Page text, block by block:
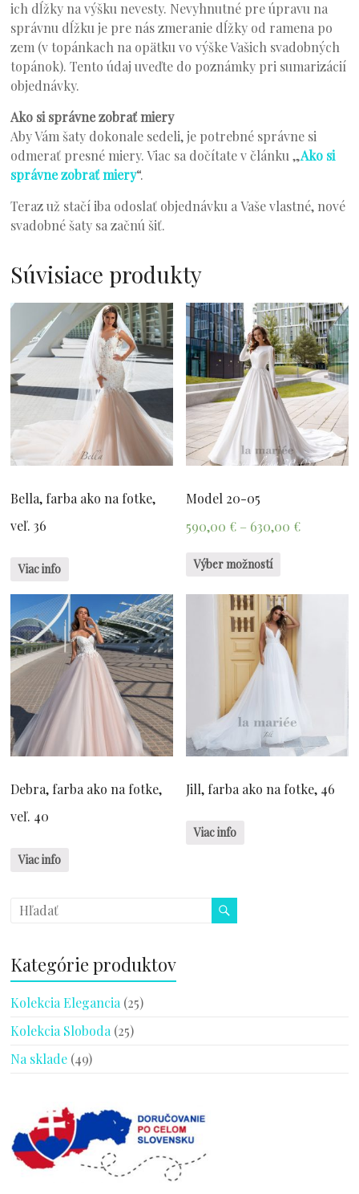
ich dĺžky na výšku nevesty. Nevyhnutné pre úpravu na
správnu dĺžku je pre nás zmeranie dĺžky od ramena po
zem (v topánkach na opätku vo výške Vašich svadobných
topánok). Tento údaj uveďte do poznámky pri sumarizácií
objednávky.
Ako si správne zobrať miery
Aby Vám šaty dokonale sedeli, je potrebné správne si
odmerať presné miery. Viac sa dočítate v článku „Ako si
správne zobrať miery“.
Teraz už stačí iba odoslať objednávku a Vaše vlastné, nové
svadobné šaty sa začnú šiť.
Súvisiace produkty
Bella, farba ako na fotke,
veľ. 36
Viac info
Model 20-05
590,00 € – 630,00 €
Výber možností
Debra, farba ako na fotke,
veľ. 40
Viac info
Jill, farba ako na fotke, 46
Viac info
Kategórie produktov
Kolekcia Elegancia (25)
Kolekcia Sloboda (25)
Na sklade (49)